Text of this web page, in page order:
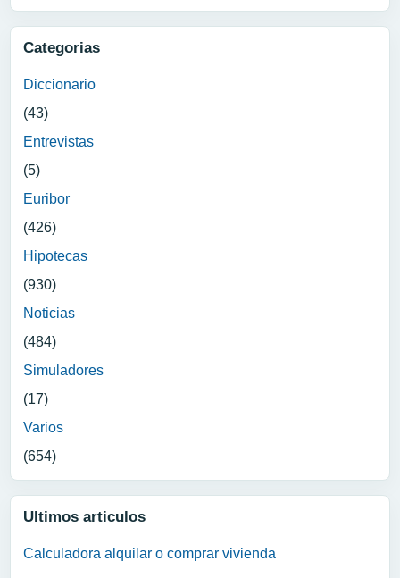
Categorias
Diccionario
(43)
Entrevistas
(5)
Euribor
(426)
Hipotecas
(930)
Noticias
(484)
Simuladores
(17)
Varios
(654)
Ultimos articulos
Calculadora alquilar o comprar vivienda